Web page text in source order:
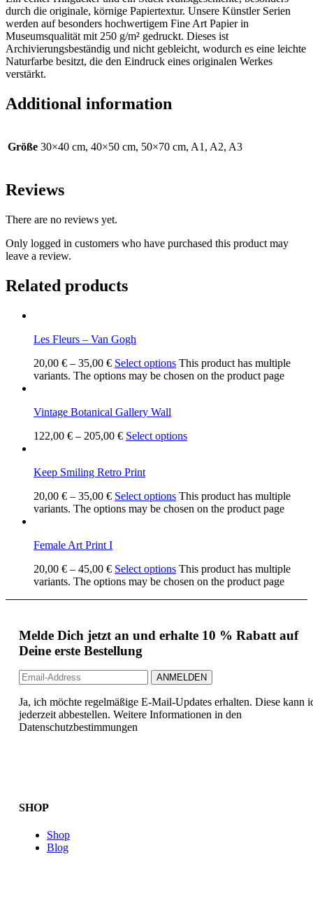
durch die originale, körnige Papiertextur. Unsere Künstler Serien
werden auf besonders hochwertigem Fine Art Papier in
Museumsqualität mit 250 g/m² gedruckt. Dieses ist
Archivierungsbeständig und nicht gebleicht, wodurch es eine leichte
Naturfarbe besitzt, die den Eindruck eines originalen Werkes
verstärkt.
Additional information
Größe 30×40 cm, 40×50 cm, 50×70 cm, A1, A2, A3
Reviews
There are no reviews yet.
Only logged in customers who have purchased this product may
leave a review.
Related products
Les Fleurs – Van Gogh
20,00 € – 35,00 € Select options This product has multiple
variants. The options may be chosen on the product page
Vintage Botanical Gallery Wall
122,00 € – 205,00 € Select options
Keep Smiling Retro Print
20,00 € – 35,00 € Select options This product has multiple
variants. The options may be chosen on the product page
Female Art Print I
20,00 € – 45,00 € Select options This product has multiple
variants. The options may be chosen on the product page
Melde Dich jetzt an und erhalte 10 % Rabatt auf
Deine erste Bestellung
Ja, ich möchte regelmäßige E-Mail-Updates erhalten. Diese kann
jederzeit abbestellen. Weitere Informationen in den
Datenschutzbestimmungen
SHOP
Shop
Blog